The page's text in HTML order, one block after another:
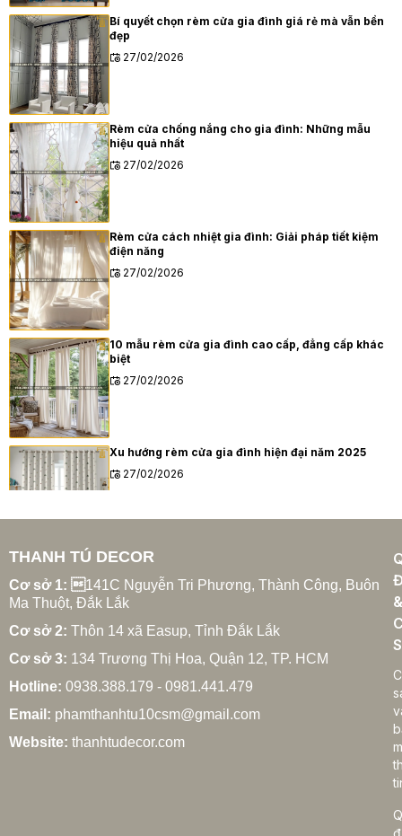
Bí quyết chọn rèm cửa gia đình giá rẻ mà vẫn bền
đẹp
27/02/2026
Rèm cửa chống nắng cho gia đình: Những mẫu
hiệu quả nhất
27/02/2026
Rèm cửa cách nhiệt gia đình: Giải pháp tiết kiệm
điện năng
27/02/2026
10 mẫu rèm cửa gia đình cao cấp, đẳng cấp khác
biệt
27/02/2026
Xu hướng rèm cửa gia đình hiện đại năm 2025
27/02/2026
Cách chọn rèm cửa gia đình hợp phong thủy
27/02/2026
Rèm cửa gia đình giá bao nhiêu? Bảng giá chi tiết
2025
THANH TÚ DECOR
Cơ sở 1: 141C Nguyễn Tri Phương, Thành Công, Buôn
Ma Thuột, Đắk Lắk
Cơ sở 2: Thôn 14 xã Easup, Tỉnh Đắk Lắk
Cơ sở 3: 134 Trương Thị Hoa, Quận 12, TP. HCM
Hotline: 0938.388.179 - 0981.441.479
Email: phamthanhtu10csm@gmail.com
Website: thanhtudecor.com
&